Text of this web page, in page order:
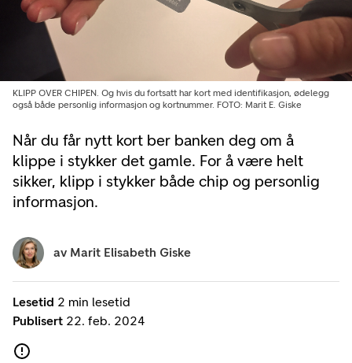
Når du får nytt kort ber banken deg om å
klippe i stykker det gamle. For å være helt
sikker, klipp i stykker både chip og personlig
informasjon.
KLIPP OVER CHIPEN. Og hvis du fortsatt har kort med identifikasjon, ødelegg
også både personlig informasjon og kortnummer. FOTO: Marit E. Giske
Lesetid 2 min lesetid
Publisert 22. feb. 2024
av Marit Elisabeth Giske